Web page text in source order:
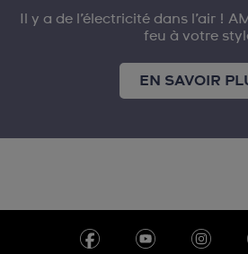
Il y a de l’électricité dans l’air !
feu à votre
EN SAVOIR